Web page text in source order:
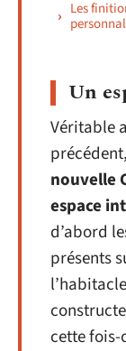
Les
Un
Véritable
nouvelle
espace
d’abord
présents
cette